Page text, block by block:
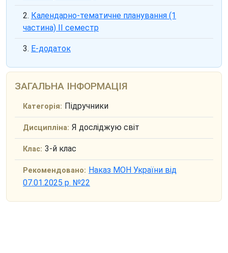
Календарно-тематичне планування (1
частина) ІІ семестр
Е-додаток
ЗАГАЛЬНА ІНФОРМАЦІЯ
Категорія: Підручники
Дисципліна: Я досліджую світ
Клас: 3-й клас
Рекомендовано: Наказ МОН України від
07.01.2025 р. №22